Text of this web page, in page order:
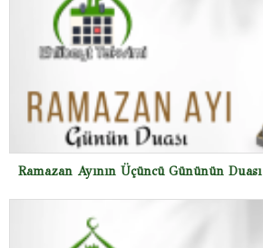
Ramazan Ayının Üçüncü Gününün Duası